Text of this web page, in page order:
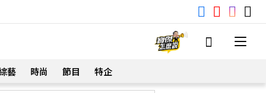
藝 時尚 節目 特企